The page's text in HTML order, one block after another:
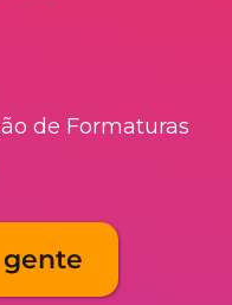
de Formaturas
gente